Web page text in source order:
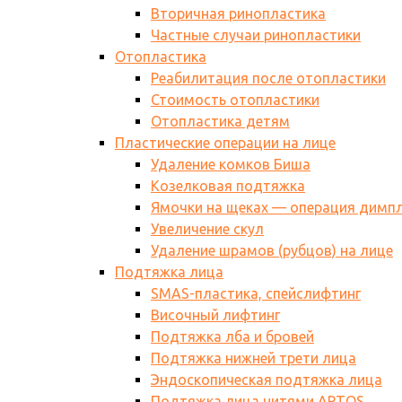
Вторичная ринопластика
Частные случаи ринопластики
Отопластика
Реабилитация после отопластики
Стоимость отопластики
Отопластика детям
Пластические операции на лице
Удаление комков Биша
Козелковая подтяжка
Ямочки на щеках — операция
Увеличение скул
Удаление шрамов (рубцов) на лице
Подтяжка лица
SMAS-пластика, спейслифтинг
Височный лифтинг
Подтяжка лба и бровей
Подтяжка нижней трети лица
Эндоскопическая подтяжка лица